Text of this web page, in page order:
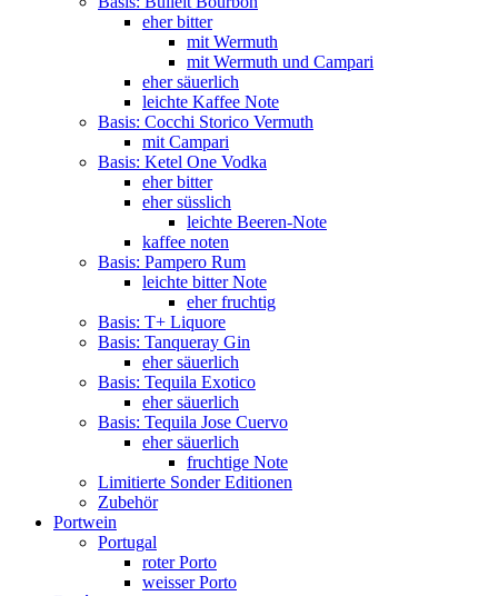
eher bitter
mit Wermuth
mit Wermuth und Campari
eher säuerlich
leichte Kaffee Note
Basis: Cocchi Storico Vermuth
mit Campari
Basis: Ketel One Vodka
eher bitter
eher süsslich
leichte Beeren-Note
kaffee noten
Basis: Pampero Rum
leichte bitter Note
eher fruchtig
Basis: T+ Liquore
Basis: Tanqueray Gin
eher säuerlich
Basis: Tequila Exotico
eher säuerlich
Basis: Tequila Jose Cuervo
eher säuerlich
fruchtige Note
Limitierte Sonder Editionen
Zubehör
Portwein
Portugal
roter Porto
weisser Porto